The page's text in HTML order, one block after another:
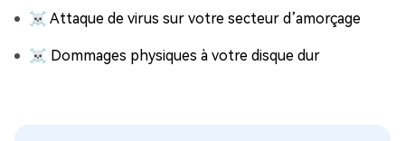
☠ Attaque de virus sur votre secteur d’amorçage
☠ Dommages physiques à votre disque dur